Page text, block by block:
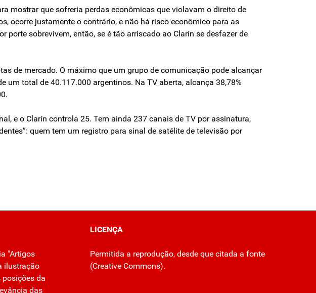
mostrar que sofreria perdas econômicas que violavam o direito de
ocorre justamente o contrário, e não há risco econômico para as
sobrevivem, então, se é tão arriscado ao Clarín se desfazer de
de mercado. O máximo que um grupo de comunicação pode alcançar
um total de 40.117.000 argentinos. Na TV aberta, alcança 38,78%
e o Clarín controla 25. Tem ainda 237 canais de TV por assinatura,
quem tem um registro para sinal de satélite de televisão por
"Artigos
ilustração
da
das
LICENÇA
Permitida a reprodução, desde que citada a fonte
(Creative Commons).